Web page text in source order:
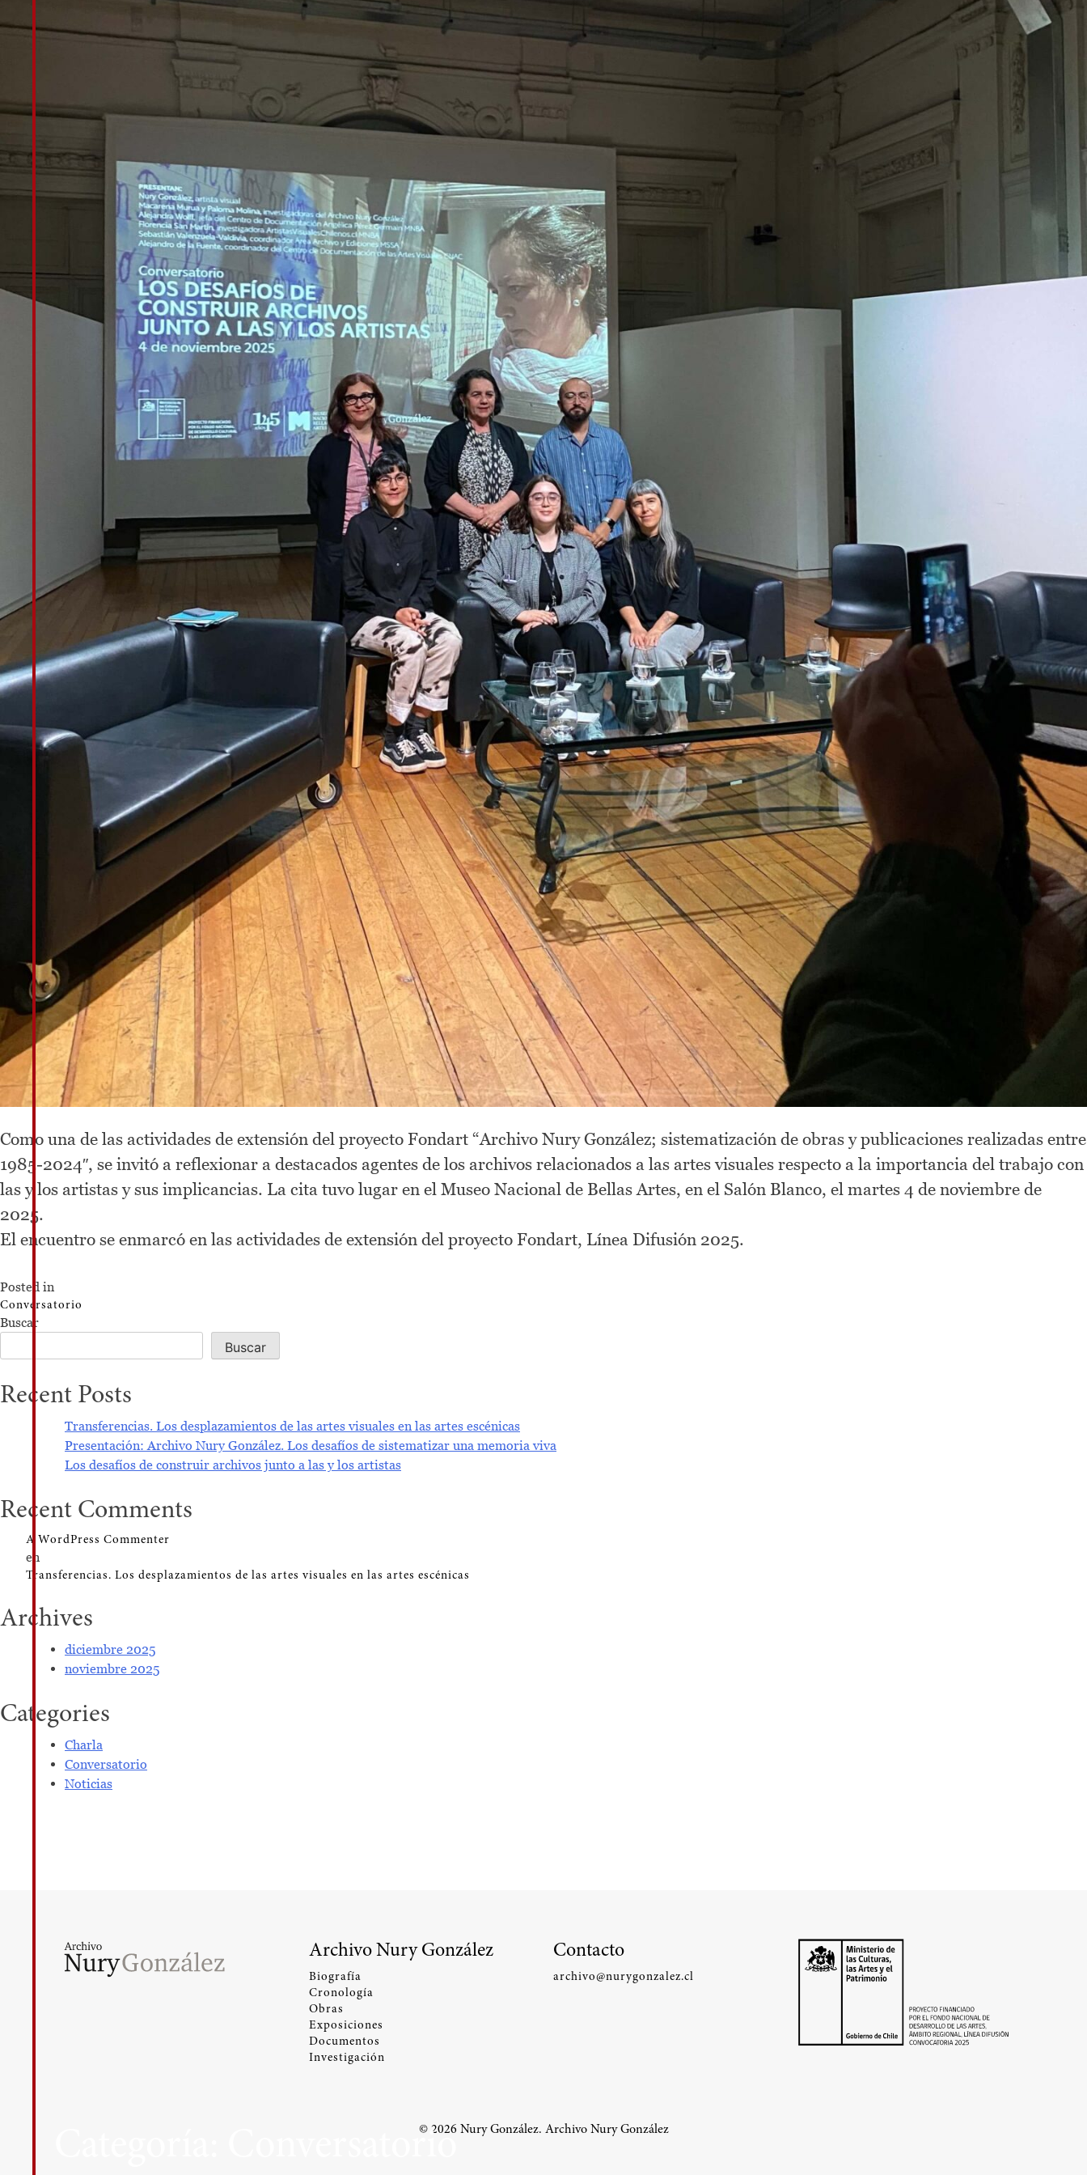
Conversatorio
Como una de las actividades de extensión del proyecto Fondart “Archivo Nury González; sistematización de obras y publicaciones realizadas entre
1985-2024″, se invitó a reflexionar a destacados agentes de los archivos relacionados a las artes visuales respecto a la importancia del trabajo con
las y los artistas y sus implicancias. La cita tuvo lugar en el Museo Nacional de Bellas Artes, en el Salón Blanco, el martes 4 de noviembre de
2025.
El encuentro se enmarcó en las actividades de extensión del proyecto Fondart, Línea Difusión 2025.
Posted in
Conversatorio
Buscar
Buscar
Recent Posts
Transferencias. Los desplazamientos de las artes visuales en las artes escénicas
Presentación: Archivo Nury González. Los desafíos de sistematizar una memoria viva
Los desafíos de construir archivos junto a las y los artistas
Recent Comments
A WordPress Commenter
en
Transferencias. Los desplazamientos de las artes visuales en las artes escénicas
Archives
diciembre 2025
noviembre 2025
Categories
Charla
Conversatorio
Noticias
Archivo Nury González
Biografía
Cronología
Obras
Exposiciones
Documentos
Investigación
Contacto
archivo@nurygonzalez.cl
© 2026 Nury González. Archivo Nury González